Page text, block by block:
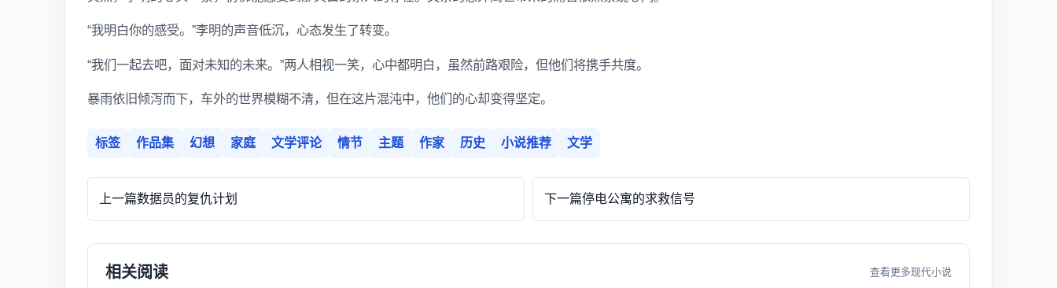
“我明白你的感受。”李明的声音低沉，心态发生了转变。
“我们一起去吧，面对未知的未来。”两人相视一笑，心中都明白，虽然前路艰险，但他们将携手共度。
暴雨依旧倾泻而下，车外的世界模糊不清，但在这片混沌中，他们的心却变得坚定。
标签 作品集 幻想 家庭 文学评论 情节 主题 作家 历史 小说推荐 文学
上一篇数据员的复仇计划 下一篇停电公寓的求救信号
相关阅读 查看更多现代小说